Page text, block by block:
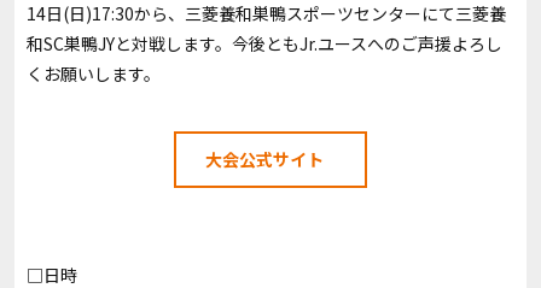
14日(日)17:30から、三菱養和巣鴨スポーツセンターにて三菱養
和SC巣鴨JYと対戦します。今後ともJr.ユースへのご声援よろし
くお願いします。
大会公式サイト
□日時